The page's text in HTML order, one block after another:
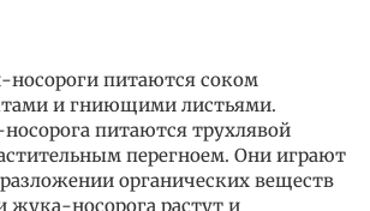
питаются соком
и гниющими листьями.
питаются трухлявой
перегноем. Они играют
органических веществ
жука-носорога растут и